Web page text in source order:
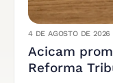
4 DE AGOSTO DE 2026
Acicam
Reforma